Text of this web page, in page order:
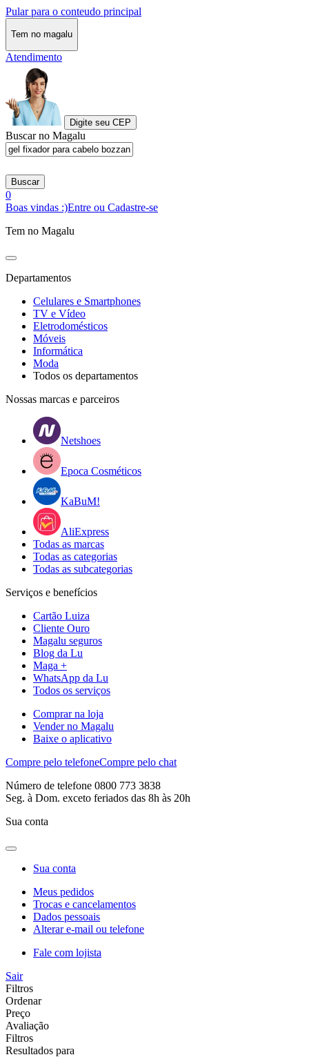
Pular para o conteudo principal
Tem no magalu
Atendimento
Digite seu CEP
Buscar no Magalu
Buscar
0
Boas vindas :)Entre ou Cadastre-se
Tem no Magalu
Departamentos
Celulares e Smartphones
TV e Vídeo
Eletrodomésticos
Móveis
Informática
Moda
Todos os departamentos
Nossas marcas e parceiros
Netshoes
Epoca Cosméticos
KaBuM!
AliExpress
Todas as marcas
Todas as categorias
Todas as subcategorias
Serviços e benefícios
Cartão Luiza
Cliente Ouro
Magalu seguros
Blog da Lu
Maga +
WhatsApp da Lu
Todos os serviços
Comprar na loja
Vender no Magalu
Baixe o aplicativo
Compre pelo telefoneCompre pelo chat
Número de telefone 0800 773 3838
Seg. à Dom. exceto feriados das 8h às 20h
Sua conta
Sua conta
Meus pedidos
Trocas e cancelamentos
Dados pessoais
Alterar e-mail ou telefone
Fale com lojista
Sair
Filtros
Ordenar
Preço
Avaliação
Filtros
Resultados para